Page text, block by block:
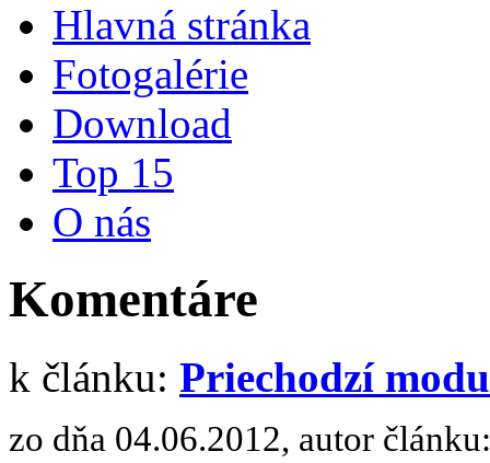
Hlavná stránka
Fotogalérie
Download
Top 15
O nás
Komentáre
k článku: Priechodzí
zo dňa 04.06.2012, autor